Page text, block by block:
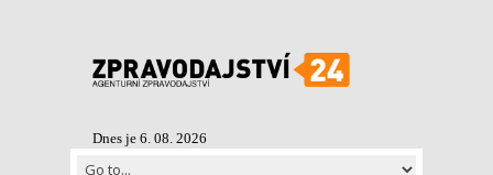
Dnes je 6. 08. 2026